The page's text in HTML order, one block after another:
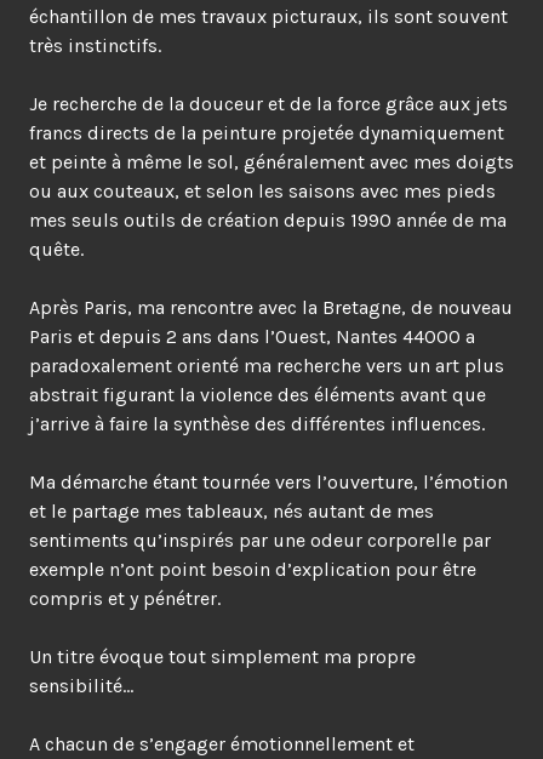
échantillon de mes travaux picturaux, ils sont souvent
très instinctifs.
Je recherche de la douceur et de la force grâce aux jets
francs directs de la peinture projetée dynamiquement
et peinte à même le sol, généralement avec mes doigts
ou aux couteaux, et selon les saisons avec mes pieds
mes seuls outils de création depuis 1990 année de ma
quête.
Après Paris, ma rencontre avec la Bretagne, de nouveau
Paris et depuis 2 ans dans l’Ouest, Nantes 44000 a
paradoxalement orienté ma recherche vers un art plus
abstrait figurant la violence des éléments avant que
j’arrive à faire la synthèse des différentes influences.
Ma démarche étant tournée vers l’ouverture, l’émotion
et le partage mes tableaux, nés autant de mes
sentiments qu’inspirés par une odeur corporelle par
exemple n’ont point besoin d’explication pour être
compris et y pénétrer.
Un titre évoque tout simplement ma propre
sensibilité…
A chacun de s’engager émotionnellement et